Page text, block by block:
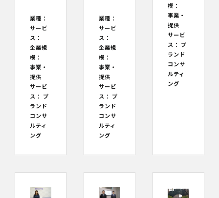
業種：
サービ
ス：
企業規
模：
事業・
提供
サービ
ス： ブ
ランド
コンサ
ルティ
ング
業種：
サービ
ス：
企業規
模：
事業・
提供
サービ
ス： ブ
ランド
コンサ
ルティ
ング
模：
事業・
提供
サービ
ス： ブ
ランド
コンサ
ルティ
ング